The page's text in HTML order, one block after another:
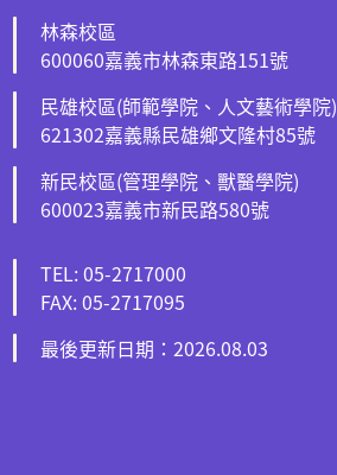
林森校區
600060嘉義市林森東路151號
民雄校區(師範學院、人文藝術學院)
621302嘉義縣民雄鄉文隆村85號
新民校區(管理學院、獸醫學院)
600023嘉義市新民路580號
TEL: 05-2717000
FAX: 05-2717095
最後更新日期：2026.08.03